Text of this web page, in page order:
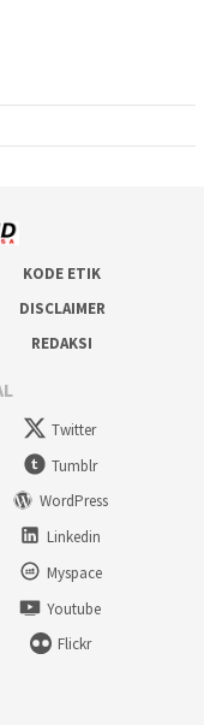
KODE ETIK
DISCLAIMER
REDAKSI
Twitter
Tumblr
WordPress
Linkedin
Myspace
Youtube
Flickr